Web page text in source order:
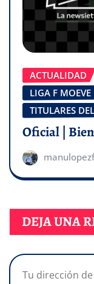
ACTUALIDAD
LIGA F MOEVE
TITULARES
Oficial |
DEJA UNA
Tu dirección